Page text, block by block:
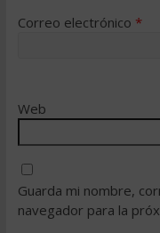
Correo electrónico *
Web
Guarda mi nombre,
navegador para la